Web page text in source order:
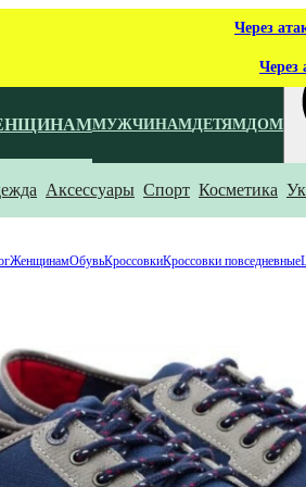
Через
Через
МУЖЧИНАМДЕТЯМДОМ
Аксессуары Спорт Косметика
ЖенщинамОбувьКроссовкиКроссовки повседневные